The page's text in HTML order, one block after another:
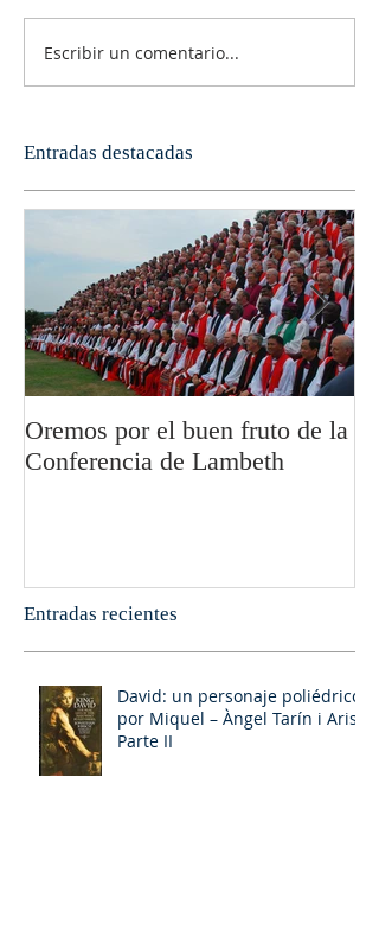
Escribir un comentario...
Entradas destacadas
Oremos por el buen fruto de la
Conferencia de Lambeth
Entradas recientes
David: un personaje poliédrico,
por Miquel – Àngel Tarín i Arisó
Parte II